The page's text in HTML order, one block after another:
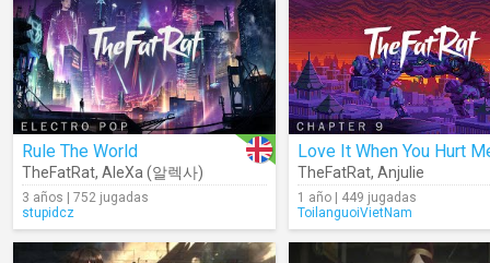
Rule The World
TheFatRat, AleXa (알렉사)
3 años | 752 jugadas
stupidcz
TheFatRat, Anjulie
1 año | 449 jugadas
ToilanguoiVietNam